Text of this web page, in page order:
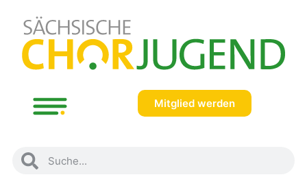
Mitglied werden